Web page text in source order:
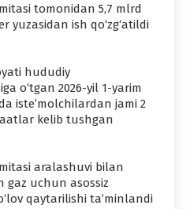
tomonidan 5,7 mlrd
yuzasidan ish qo‘zg‘atildi
hududiy
o‘tgan 2026-yil 1-yarim
iste’molchilardan jami 2
kelib tushgan
aralashuvi bilan
gaz uchun asossiz
qaytarilishi ta’minlandi